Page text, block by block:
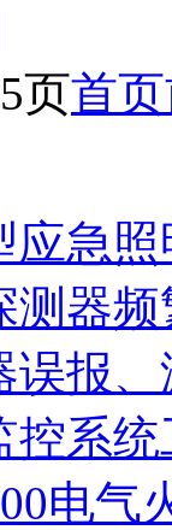
页首页
急照
测器
误报
系统
电气